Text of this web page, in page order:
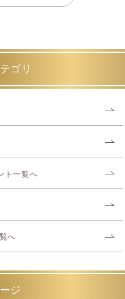
ゴリ
ト一覧へ
へ
ジ